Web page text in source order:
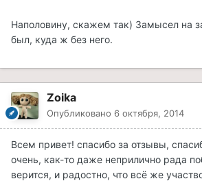
Наполовину, скажем так) Замысел на
был, куда ж без него.
Zoika
Опубликовано 6 октября, 2014
Всем привет! спасибо за отзывы,
очень, как-то даже неприлично рада
верится, и радостно, что всё же